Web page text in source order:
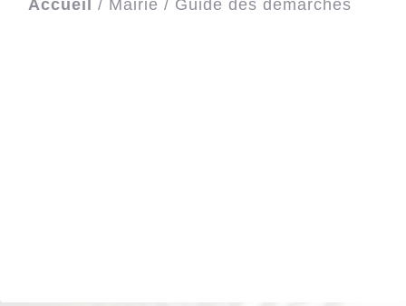
Accueil / Mairie / Guide des démarches